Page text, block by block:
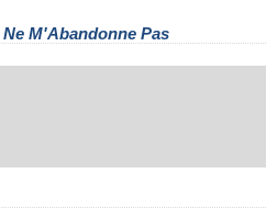
Ne M'Abandonne Pas